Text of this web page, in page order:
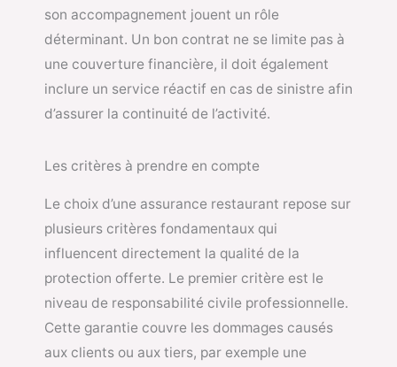
son accompagnement jouent un rôle
déterminant. Un bon contrat ne se limite pas à
une couverture financière, il doit également
inclure un service réactif en cas de sinistre afin
d’assurer la continuité de l’activité.
Les critères à prendre en compte
Le choix d’une assurance restaurant repose sur
plusieurs critères fondamentaux qui
influencent directement la qualité de la
protection offerte. Le premier critère est le
niveau de responsabilité civile professionnelle.
Cette garantie couvre les dommages causés
aux clients ou aux tiers, par exemple une